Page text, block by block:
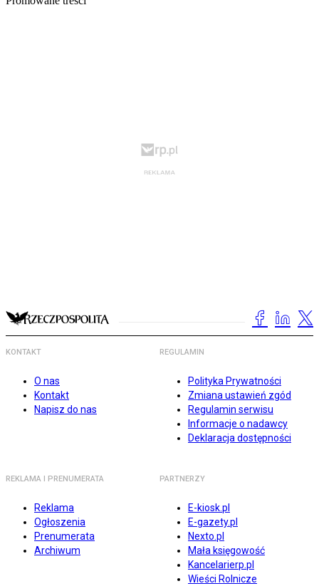
KONTAKT
O nas
Kontakt
Napisz do nas
REGULAMIN
Polityka Prywatności
Zmiana ustawień zgód
Regulamin serwisu
Informacje o nadawcy
Deklaracja dostępności
REKLAMA I PRENUMERATA
Reklama
Ogłoszenia
Prenumerata
Archiwum
PARTNERZY
E-kiosk.pl
E-gazety.pl
Nexto.pl
Mała księgowość
Kancelarierp.pl
Wieści Rolnicze